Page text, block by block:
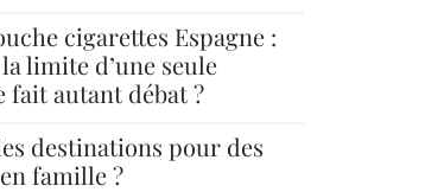
cigarettes Espagne :
limite d’une seule
fait autant débat ?
destinations pour des
famille ?